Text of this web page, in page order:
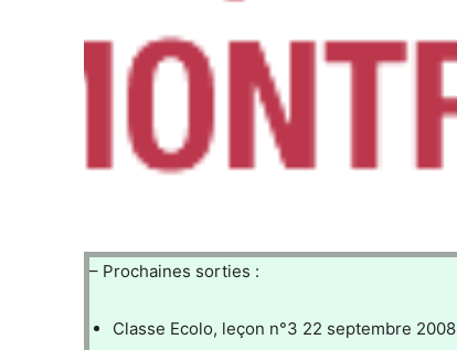
– Prochaines sorties :
Classe Ecolo, leçon n°3 22 septembre 2008